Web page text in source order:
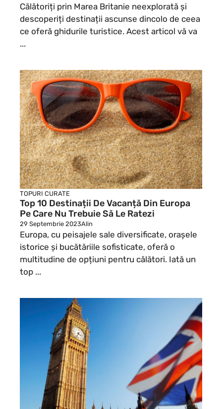
Călătoriți prin Marea Britanie neexplorată și
descoperiți destinații ascunse dincolo de ceea
ce oferă ghidurile turistice. Acest articol vă va
...
TOPURI CURATE
Top 10 Destinații De Vacanță Din Europa
Pe Care Nu Trebuie Să Le Ratezi
29 Septembrie 2023Alin
Europa, cu peisajele sale diversificate, orașele
istorice și bucătăriile sofisticate, oferă o
multitudine de opțiuni pentru călători. Iată un
top ...